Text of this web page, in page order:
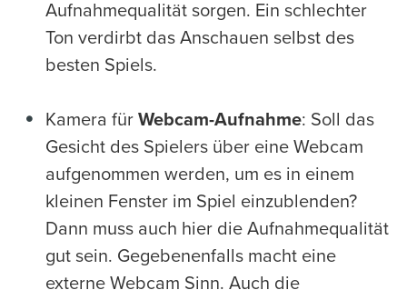
Aufnahmequalität sorgen. Ein schlechter
Ton verdirbt das Anschauen selbst des
besten Spiels.
Kamera für Webcam-Aufnahme: Soll das
Gesicht des Spielers über eine Webcam
aufgenommen werden, um es in einem
kleinen Fenster im Spiel einzublenden?
Dann muss auch hier die Aufnahmequalität
gut sein. Gegebenenfalls macht eine
externe Webcam Sinn. Auch die